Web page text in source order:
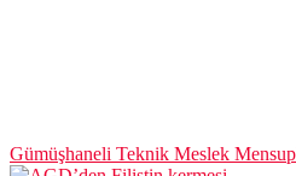
Gümüşhaneli Teknik Meslek